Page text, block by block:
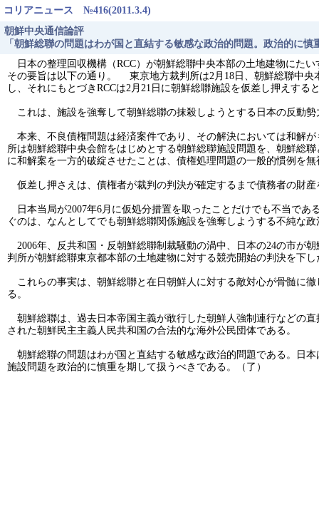
コリアニュース №416(2011.3.4)
朝鮮中央通信論評
「朝鮮総聯の問題はわが国と直結する敏感な政治的問題。政治的に慎
日本の整理回収機構（RCC）が朝鮮総聯中央本部の土地建物にた
その要旨は以下の通り。 東京地方裁判所は2月18日、朝鮮総聯中央
し、それにもとづきRCCは2月21日に朝鮮総聯施設を仮差し押えする
これは、施設を強奪して朝鮮総聯の抹殺しようとする日本の反動
本来、不良債権問題は経済案件であり、その解決においては和解
所は朝鮮総聯中央会館をはじめとする朝鮮総聯施設問題を、朝鮮総
に和解案を一方的破綻させたことは、債権処理問題の一般的慣例を
仮差し押さえは、債権者が裁判の判決が確定するまで債務者の財
日本当局が2007年6月に仮処分措置を取ったことだけでも不当で
ぐのは、なんとしてでも朝鮮総聯関係施設を強奪しようする不純な
2006年、反共和国・反朝鮮総聯制裁騒動の渦中、日本の24の市が
判所が朝鮮総聯東京都本部の土地建物に対する競売開始の判決を下
これらの事実は、朝鮮総聯と在日朝鮮人に対する敵対心が骨髄に
る。
朝鮮総聯は、過去日本帝国主義が敢行した朝鮮人強制連行などの
された朝鮮民主主義人民共和国の合法的な海外公民団体である。
朝鮮総聯の問題はわが国と直結する敏感な政治的問題である。日
施設問題を政治的に慎重を期して扱うべきである。（了）